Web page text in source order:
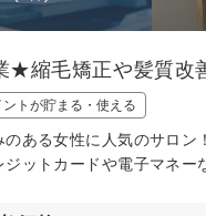
★縮毛矯正や髪質改
ントが貯まる・使える
ある女性に人気のサロ
ットカードや電子マネー